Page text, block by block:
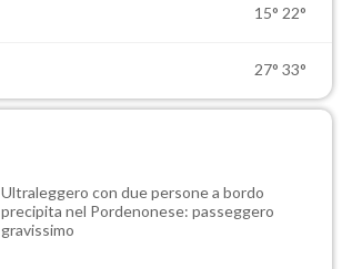
15° 22°
27° 33°
Ultraleggero con due persone a bordo
precipita nel Pordenonese: passeggero
gravissimo